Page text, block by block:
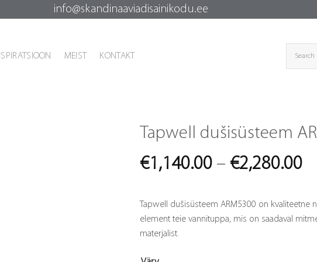
info@skandinaaviadisainikodu.ee
MEIST KONTAKT
Tapwell dušisüsteem
€1,140.00 – €2,280.00
Tapwell dušisüsteem ARM5300 on kvaliteetne
element teie vannituppa, mis on saadaval
materjalist.